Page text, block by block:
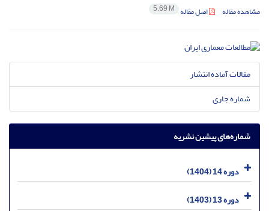
مشاهده مقاله اصل مقاله 5.69 M
مقالات آماده انتشار
شماره جاری
شماره‌های پیشین نشریه
دوره 14 (1404)
دوره 13 (1403)